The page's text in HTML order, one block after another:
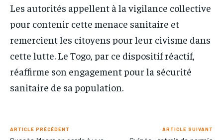
Les autorités appellent à la vigilance collective
pour contenir cette menace sanitaire et
remercient les citoyens pour leur civisme dans
cette lutte. Le Togo, par ce dispositif réactif,
réaffirme son engagement pour la sécurité
sanitaire de sa population.
ARTICLE PRÉCÉDENT ARTICLE SUIVANT